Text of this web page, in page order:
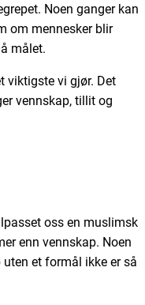
Noen ganger kan
om mennesker blir
målet.
viktigste vi gjør. Det
vennskap, tillit og
oss en muslimsk
enn vennskap. Noen
et formål ikke er så